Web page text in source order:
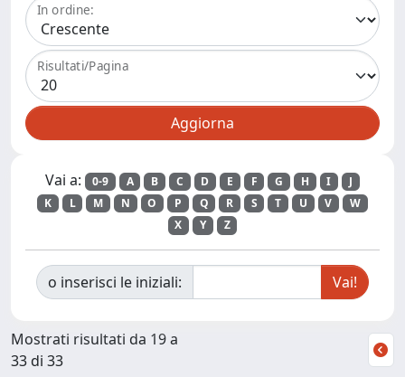
In ordine:
Risultati/Pagina
Vai a: 0-9 A B C D E F G H I
J
K
L M N O P Q R S T U V
W
X
Y Z
o inserisci le iniziali:
Mostrati risultati da 19 a
33 di 33